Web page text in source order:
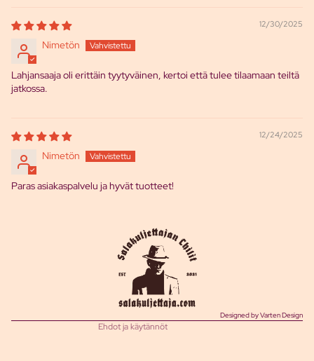
12/30/2025
Nimetön
Lahjansaaja oli erittäin tyytyväinen, kertoi että tulee tilaamaan teiltä
jatkossa.
12/24/2025
Nimetön
Paras asiakaspalvelu ja hyvät tuotteet!
Designed by Varten Design
Ehdot ja käytännöt
Oikeudellinen huomautus